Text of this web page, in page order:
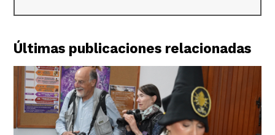
Últimas publicaciones relacionadas